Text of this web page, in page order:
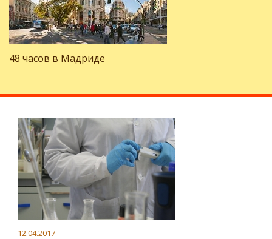
48 часов в Мадриде
12.04.2017